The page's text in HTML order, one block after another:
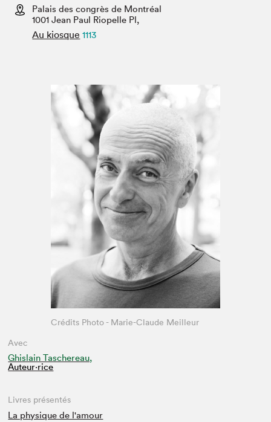
Espace médias
Palais des congrès de Montréal
1001 Jean Paul Riopelle Pl,
Au kiosque 1113
Avec
Ghislain Taschereau,
Auteur·rice
Crédits Photo - Marie-Claude Meilleur
Livres présentés
La physique de l'amour